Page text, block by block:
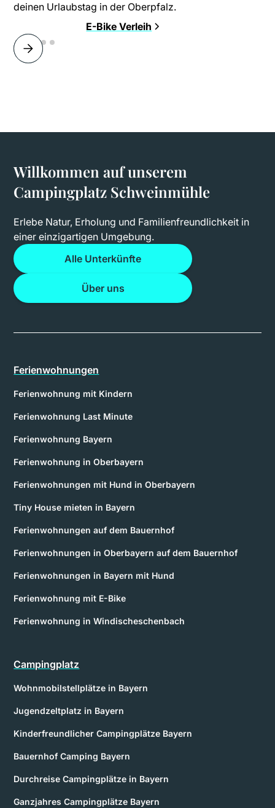
deinen Urlaubstag in der Oberpfalz.
E-Bike Verleih
Willkommen auf unserem
Campingplatz Schweinmühle
Erlebe Natur, Erholung und Familienfreundlichkeit in
einer einzigartigen Umgebung.
Alle Unterkünfte
Über uns
Ferienwohnungen
Ferienwohnung mit Kindern
Ferienwohnung Last Minute
Ferienwohnung Bayern
Ferienwohnung in Oberbayern
Ferienwohnungen mit Hund in Oberbayern
Tiny House mieten in Bayern
Ferienwohnungen auf dem Bauernhof
Ferienwohnungen in Oberbayern auf dem Bauernhof
Ferienwohnungen in Bayern mit Hund
Ferienwohnung mit E-Bike
Ferienwohnung in Windischeschenbach
Campingplatz
Wohnmobilstellplätze in Bayern
Jugendzeltplatz in Bayern
Kinderfreundlicher Campingplätze Bayern
Bauernhof Camping Bayern
Durchreise Campingplätze in Bayern
Ganzjahres Campingplätze Bayern